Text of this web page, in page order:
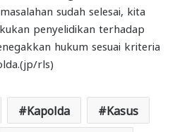
sudah selesai, kita
penyelidikan terhadap
hukum sesuai kriteria
rls)
Kapolda Kasus